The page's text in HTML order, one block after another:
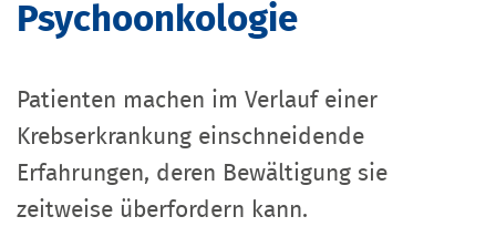
Psychoonkologie
Patienten machen im Verlauf einer
Krebserkrankung einschneidende
Erfahrungen, deren Bewältigung sie
zeitweise überfordern kann.